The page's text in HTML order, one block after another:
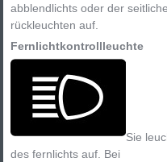
abblendlichts oder der
rückleuchten auf.
Fernlichtkontrollleuchte
Sie
des fernlichts auf. Bei